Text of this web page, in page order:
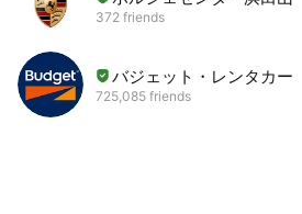
372 friends
バジェット・レンタカー
725,085 friends